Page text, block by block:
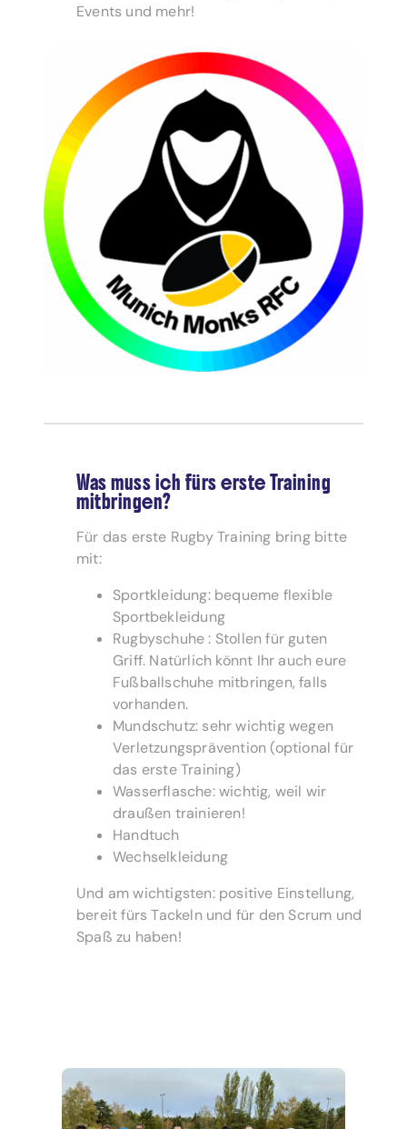
Events und mehr!
Was muss ich fürs erste Training
mitbringen?
Für das erste Rugby Training bring bitte
mit:
Sportkleidung: bequeme flexible
Sportbekleidung
Rugbyschuhe : Stollen für guten
Griff. Natürlich könnt Ihr auch eure
Fußballschuhe mitbringen, falls
vorhanden.
Mundschutz: sehr wichtig wegen
Verletzungsprävention (optional für
das erste Training)
Wasserflasche: wichtig, weil wir
draußen trainieren!
Handtuch
Wechselkleidung
Und am wichtigsten: positive Einstellung,
bereit fürs Tackeln und für den Scrum und
Spaß zu haben!